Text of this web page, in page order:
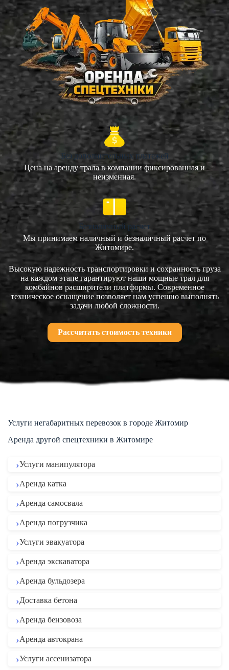
Без дополнительных платежей
Цена на аренду трала в компании фиксированная и
неизменная.
Безналичный расчет
Мы принимаем наличный и безналичный расчет по
Житомире.
Высокую надежность транспортировки и сохранность груза
на каждом этапе гарантируют наши мощные трал для
комбайнов расширители платформы. Современное
техническое оснащение позволяет нам успешно выполнять
задачи любой сложности.
Рассчитать стоимость техники
Услуги негабаритных перевозок в городе Житомир
Аренда другой спецтехники в Житомире
Услуги манипулятора
Аренда катка
Аренда самосвала
Аренда погрузчика
Услуги эвакуатора
Аренда экскаватора
Аренда бульдозера
Доставка бетона
Аренда бензовоза
Аренда автокрана
Услуги ассенизатора